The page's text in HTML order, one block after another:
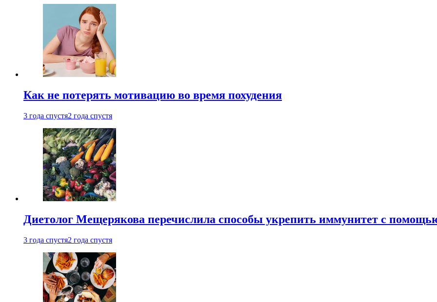
Как не потерять мотивацию во время похудения
3 года спустя2 года спустя
Диетолог Мещерякова перечислила способы укрепить иммунитет с
3 года спустя2 года спустя